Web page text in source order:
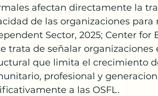
afectan directamente la
de las organizaciones
Sector, 2025; Center for
trata de señalar
que limita el crecimiento
profesional y
a las OSFL.